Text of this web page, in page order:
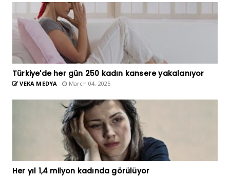
Türkiye'de her gün 250 kadın kansere yakalanıyor
VEKA MEDYA March 04, 2025
Her yıl 1,4 milyon kadında görülüyor